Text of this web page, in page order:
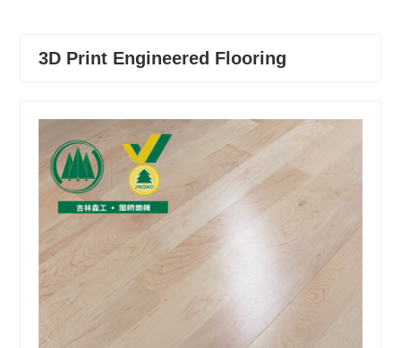
3D Print Engineered Flooring